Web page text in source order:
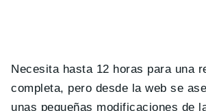
Necesita hasta 12 horas para una
completa, pero desde la web se
unas pequeñas modificaciones de